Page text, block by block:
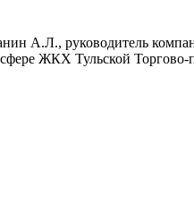
А.Л., руководитель
сфере ЖКХ Тульской